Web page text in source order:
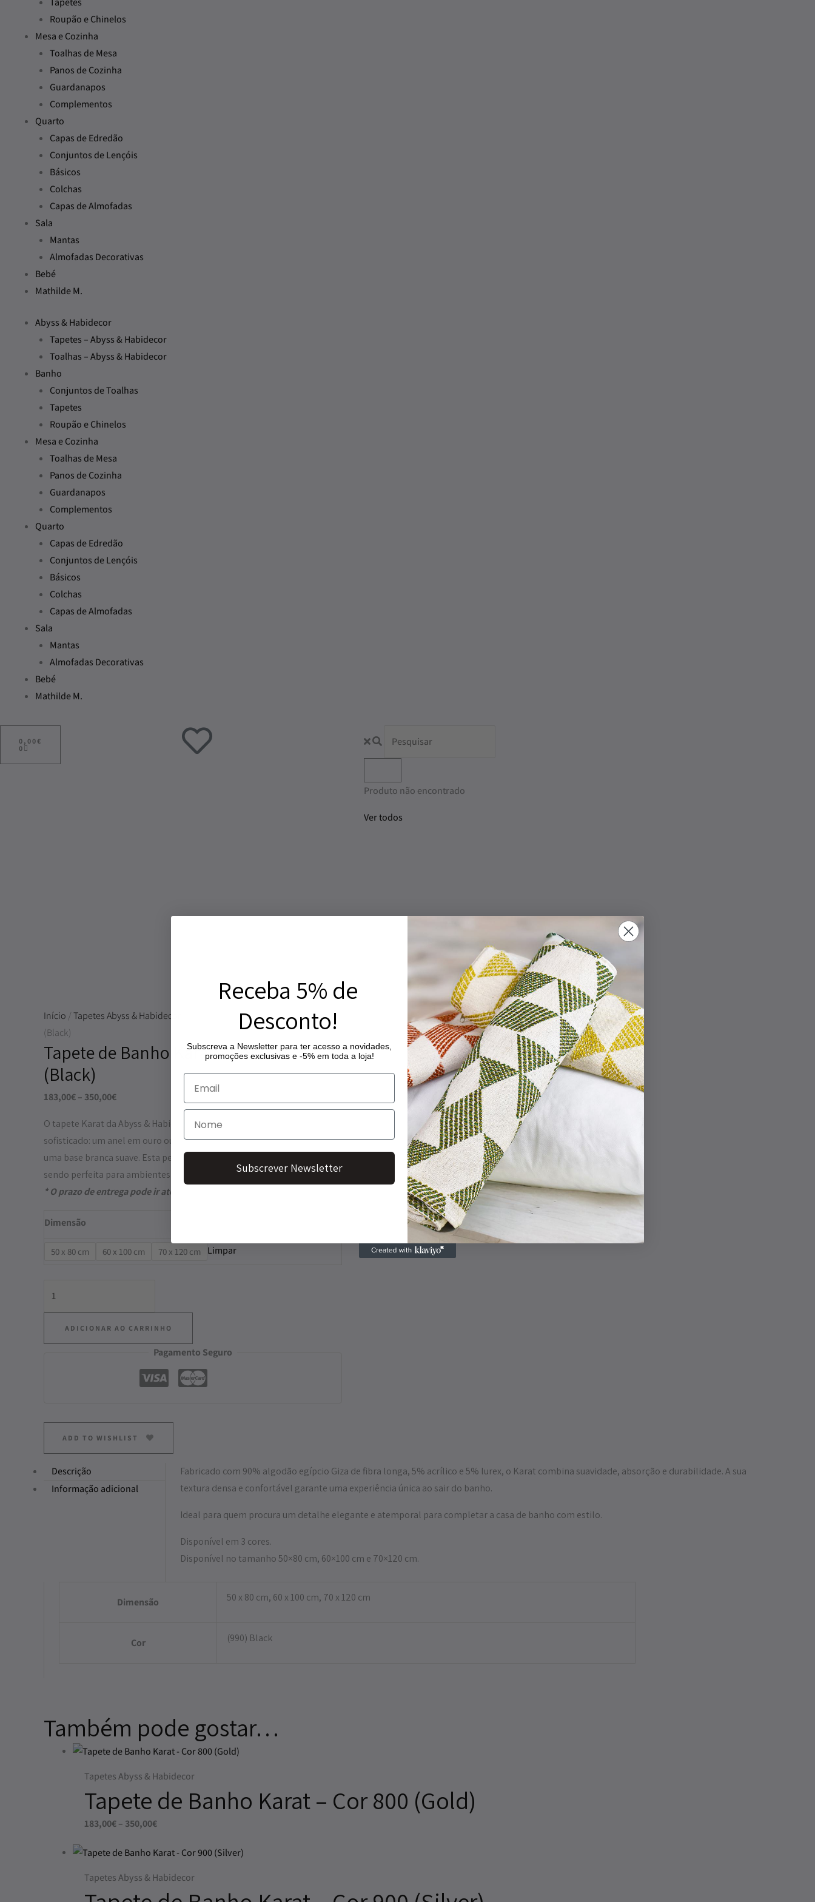
Roupão e Chinelos
Mesa e Cozinha
Toalhas de Mesa
Panos de Cozinha
Guardanapos
Complementos
Quarto
Capas de Edredão
Conjuntos de Lençóis
Básicos
Colchas
Capas de Almofadas
Sala
Mantas
Almofadas Decorativas
Bebé
Mathilde M.
Abyss & Habidecor
Tapetes – Abyss & Habidecor
Toalhas – Abyss & Habidecor
Banho
Conjuntos de Toalhas
Tapetes
Roupão e Chinelos
Mesa e Cozinha
Toalhas de Mesa
Panos de Cozinha
Guardanapos
Complementos
Quarto
Capas de Edredão
Conjuntos de Lençóis
Básicos
Colchas
Capas de Almofadas
Sala
Mantas
Almofadas Decorativas
Bebé
Mathilde M.
0,00€
0
ADICIONAR
CARRINHO
Produto não encontrado
Ver todos
Início /Tapetes Abyss & Habidecor
/ Tapete de Banho Karat – Cor 990
(Black)
Tapete de Banho Karat – Cor 990
(Black)
183,00€– 350,00€
O tapete Karat da Abyss & Habidecor destaca-se pelo seu design sóbrio e
sofisticado: um anel em ouro ou prata, simples mas impactante, sobre
uma base branca suave. Esta peça transmite requinte sem excessos,
sendo perfeita para ambientes que valorizam o luxo discreto.
* O prazo de entrega pode ir até 2 semanas
Dimensão
50 x 80 cm 60 x 100 cm 70 x 120 cm Limpar
ADICIONAR AO CARRINHO
Pagamento Seguro
ADD TO WISHLIST
Descrição
Informação adicional
Fabricado com 90% algodão egípcio Giza de fibra longa, 5% acrílico e 5% lurex, o Karat combina suavidade, absorção e durabilidade. A sua
textura densa e confortável garante uma experiência única ao sair do banho.
Ideal para quem procura um detalhe elegante e atemporal para completar a casa de banho com estilo.
Disponível em 3 cores.
Disponível no tamanho 50×80 cm, 60×100 cm e 70×120 cm.
Dimensão 50 x 80 cm, 60 x 100 cm, 70 x 120 cm
Cor (990) Black
Também pode gostar…
Tapetes Abyss & Habidecor
Tapete de Banho Karat – Cor 800 (Gold)
183,00€– 350,00€
Tapetes Abyss & Habidecor
Receba 5% de
Desconto!
Subscreva a Newsletter para ter acesso a novidades,
promoções exclusivas e -5% em toda a loja!
Subscrever Newsletter